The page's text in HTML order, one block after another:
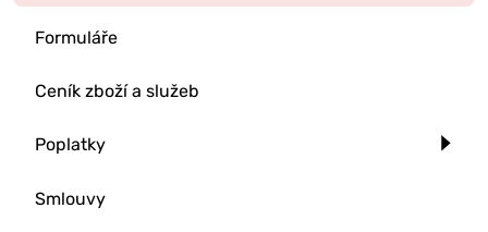
Formuláře
Ceník zboží a služeb
Poplatky
Smlouvy